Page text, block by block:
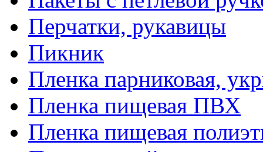
Перчатки, рукавицы
Пикник
Пленка парниковая,
Пленка пищевая ПВХ
Пленка пищевая